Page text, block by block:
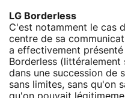
LG Borderless
C'est notamment le cas
centre de sa
a effectivement
Borderless
dans une succession de
sans limites, sans qu'on
qu'on pouvait